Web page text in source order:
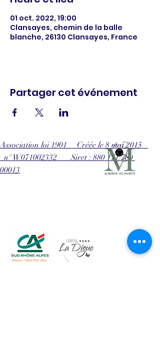
01 oct. 2022, 19:00
Clansayes, chemin de la balle
blanche, 26130 Clansayes, France
Partager cet événement
Association loi 1901 Créée le 8 mai 2015
n° W071002332 Siret : 880 171 780
00013